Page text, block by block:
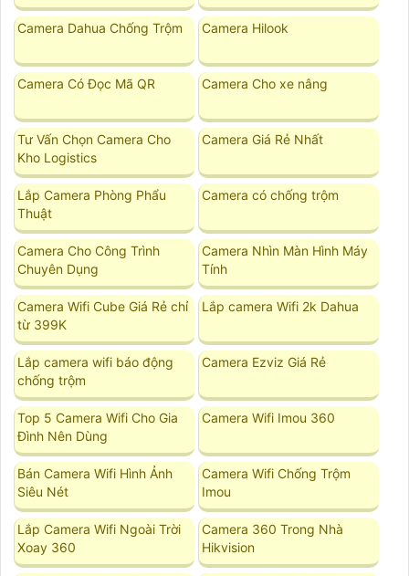
Camera Dahua Chống Trộm Camera Hilook
Camera Có Đọc Mã QR Camera Cho xe nâng
Tư Vấn Chọn Camera Cho
Kho Logistics
Camera Giá Rẻ Nhất
Lắp Camera Phòng Phẩu
Thuật
Camera có chống trộm
Camera Cho Công Trình
Chuyên Dụng
Camera Nhìn Màn Hình Máy
Tính
Camera Wifi Cube Giá Rẻ chỉ
từ 399K
Lắp camera Wifi 2k Dahua
Lắp camera wifi báo động
chống trộm
Camera Ezviz Giá Rẻ
Top 5 Camera Wifi Cho Gia
Đình Nên Dùng
Camera Wifi Imou 360
Bán Camera Wifi Hình Ảnh
Siêu Nét
Camera Wifi Chống Trộm
Imou
Lắp Camera Wifi Ngoài Trời
Xoay 360
Camera 360 Trong Nhà
Hikvision